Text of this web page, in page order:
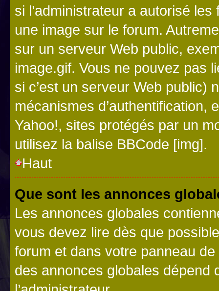
si l’administrateur a autorisé
une image sur le forum.
sur un serveur Web public,
image.gif. Vous ne pouvez pas
si c’est un serveur Web public)
mécanismes d’authentification,
Yahoo!, sites protégés par un
utilisez la balise BBCode [img].
Haut
Que sont les annonces
Les annonces globales
vous devez lire dès que
forum et dans votre panneau
des annonces globales dépend